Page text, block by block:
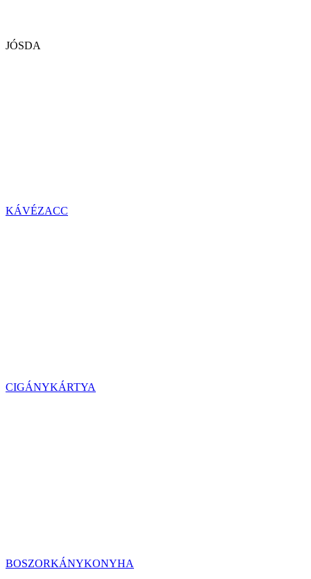
JÓSDA
KÁVÉZACC
CIGÁNYKÁRTYA
BOSZORKÁNYKONYHA